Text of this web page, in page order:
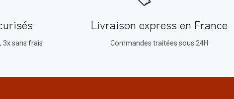
3x sans frais
Livraison express en France
Commandes traitées sous 24H